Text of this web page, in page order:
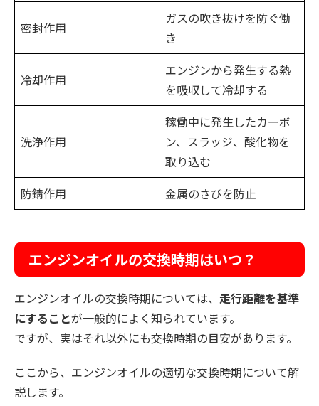
密封作用
ガスの吹き抜けを防ぐ働
き
冷却作用
エンジンから発生する熱
を吸収して冷却する
洗浄作用
稼働中に発生したカーボ
ン、スラッジ、酸化物を
取り込む
防錆作用
金属のさびを防止
エンジンオイルの交換時期はいつ？
エンジンオイルの交換時期については、 走行距離を基準
にすることが一般的によく知られています。
ですが、実はそれ以外にも交換時期の目安があります。
ここから、エンジンオイルの適切な交換時期について解
説します。